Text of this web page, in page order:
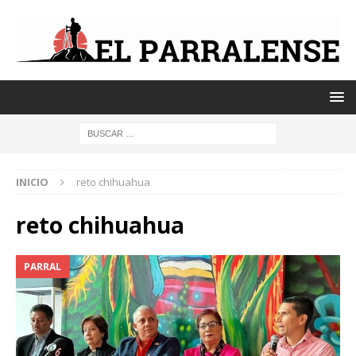
INICIO reto chihuahua
reto chihuahua
PARRAL